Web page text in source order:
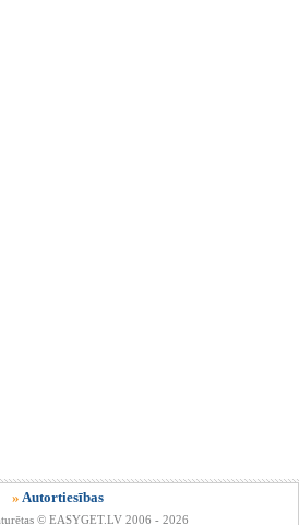
» Autortiesības
© EASYGET.LV 2006 - 2026